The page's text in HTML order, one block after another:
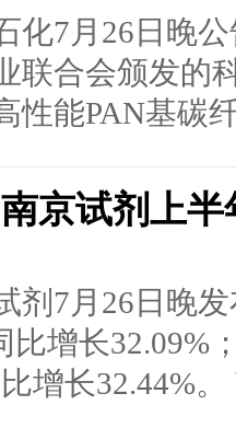
化7月26日晚
联合会颁发的
性能PAN基碳
京试剂上
剂7月26日晚
比增长32.09%
增长32.44%